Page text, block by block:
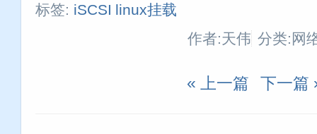
标签: iSCSI linux挂载
作者:天伟 分类:网
« 上一篇 下一篇